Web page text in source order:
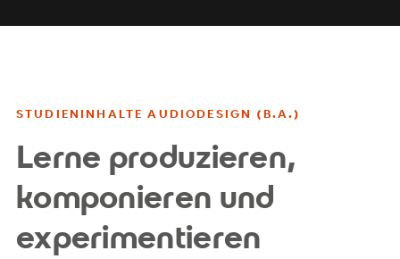
STUDIENINHALTE AUDIODESIGN (B.A.)
Lerne produzieren,
komponieren und
experimentieren